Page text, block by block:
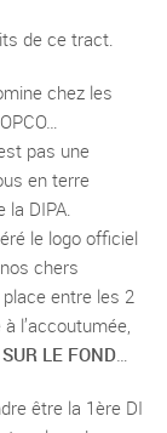
de ce tract.
chez les
pas une
en terre
la DIPA.
le logo officiel
chers
place entre les 2
l’accoutumée,
LE FOND…
être la 1ère DI